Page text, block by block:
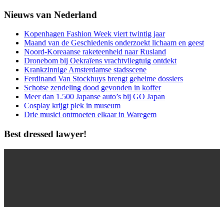
Nieuws van Nederland
Kopenhagen Fashion Week viert twintig jaar
Maand van de Geschiedenis onderzoekt lichaam en geest
Noord-Koreaanse raketeenheid naar Rusland
Dronebom bij Oekraïens vrachtvliegtuig ontdekt
Krankzinnige Amsterdamse stadsscene
Ferdinand Van Stockhuys brengt geheime dossiers
Schotse zendeling dood gevonden in koffer
Meer dan 1.500 Japanse auto’s bij GO Japan
Cosplay krijgt plek in museum
Drie musici ontmoeten elkaar in Waregem
Best dressed lawyer!